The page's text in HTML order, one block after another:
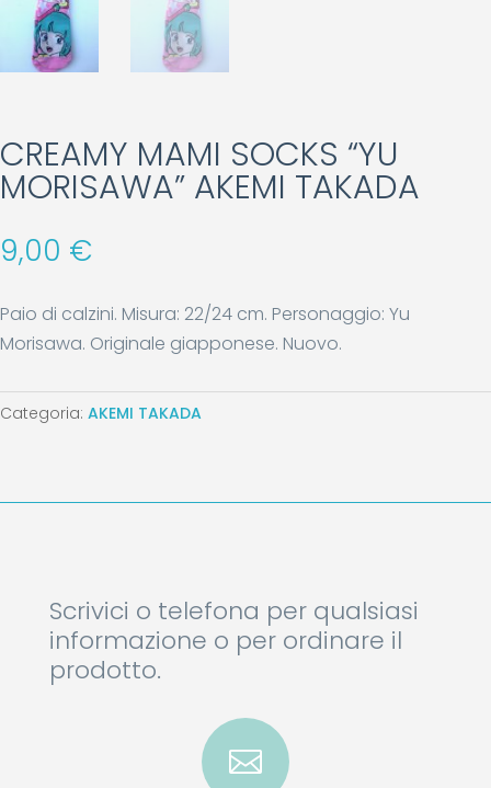
CREAMY MAMI SOCKS “YU
MORISAWA” AKEMI TAKADA
9,00 €
Paio di calzini. Misura: 22/24 cm. Personaggio: Yu
Morisawa. Originale giapponese. Nuovo.
Categoria: AKEMI TAKADA
Scrivici o telefona per qualsiasi
informazione o per ordinare il
prodotto.
